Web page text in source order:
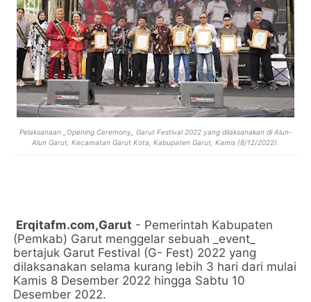
Pelaksanaan _Opening Ceremony_ Garut Festival 2022 yang dilaksanakan di Alun-
Alun Garut, Kecamatan Garut Kota, Kabupaten Garut, Kamis (8/12/2022).
Erqitafm.com,Garut - Pemerintah Kabupaten
(Pemkab) Garut menggelar sebuah _event_
bertajuk Garut Festival (G- Fest) 2022 yang
dilaksanakan selama kurang lebih 3 hari dari mulai
Kamis 8 Desember 2022 hingga Sabtu 10
Desember 2022.